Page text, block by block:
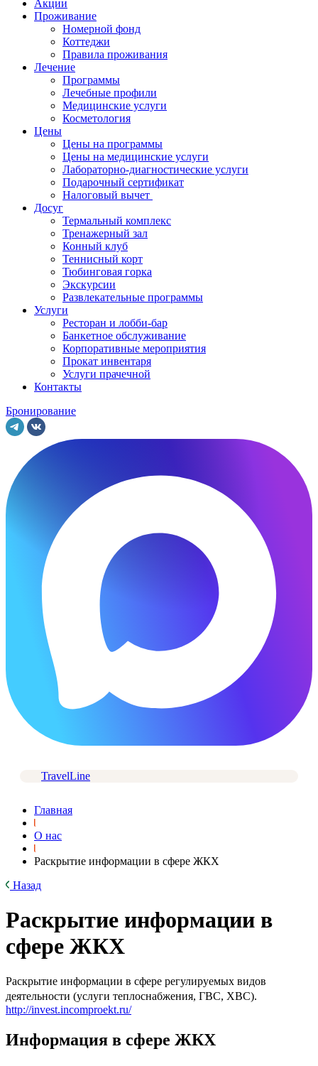
Акции
Проживание
Номерной фонд
Коттеджи
Правила проживания
Лечение
Программы
Лечебные профили
Медицинские услуги
Косметология
Цены
Цены на программы
Цены на медицинские услуги
Лабораторно-диагностические услуги
Подарочный сертификат
Налоговый вычет
Досуг
Термальный комплекс
Тренажерный зал
Конный клуб
Теннисный корт
Тюбинговая горка
Экскурсии
Развлекательные программы
Услуги
Ресторан и лобби-бар
Банкетное обслуживание
Корпоративные мероприятия
Прокат инвентаря
Услуги прачечной
Контакты
Бронирование
TravelLine
Главная
О нас
Раскрытие информации в сфере ЖКХ
Назад
Раскрытие информации в
сфере ЖКХ
Раскрытие информации в сфере регулируемых видов
деятельности (услуги теплоснабжения, ГВС, ХВС).
http://invest.incomproekt.ru/
Информация в сфере ЖКХ